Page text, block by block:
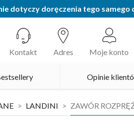
dotyczy doręczenia tego samego
Kontakt Adres Moje konto
Opinie
LANDINI ZAWÓR